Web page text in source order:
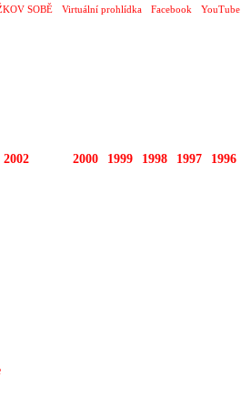
SOBĚ Virtuální prohlídka Facebook YouTube
2002 2000 1999 1998 1997 1996